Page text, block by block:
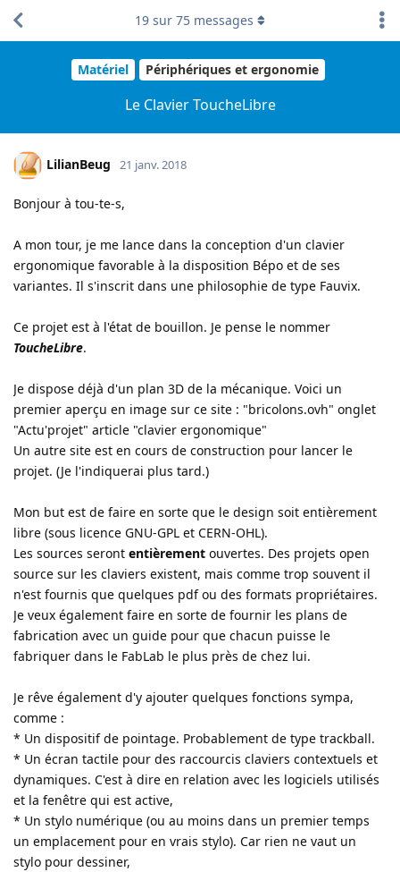
Matériel Périphériques et ergonomie
Le Clavier ToucheLibre
19 sur 75 messages
LilianBeug 21 janv. 2018
Bonjour à tou-te-s,
A mon tour, je me lance dans la conception d'un clavier
ergonomique favorable à la disposition Bépo et de ses
variantes. Il s'inscrit dans une philosophie de type Fauvix.
Ce projet est à l'état de bouillon. Je pense le nommer
ToucheLibre.
Je dispose déjà d'un plan 3D de la mécanique. Voici un
premier aperçu en image sur ce site : "bricolons.ovh" onglet
"Actu'projet" article "clavier ergonomique"
Un autre site est en cours de construction pour lancer le
projet. (Je l'indiquerai plus tard.)
Mon but est de faire en sorte que le design soit entièrement
libre (sous licence GNU-GPL et CERN-OHL).
Les sources seront entièrement ouvertes. Des projets open
source sur les claviers existent, mais comme trop souvent il
n'est fournis que quelques pdf ou des formats propriétaires.
Je veux également faire en sorte de fournir les plans de
fabrication avec un guide pour que chacun puisse le
fabriquer dans le FabLab le plus près de chez lui.
Je rêve également d'y ajouter quelques fonctions sympa,
comme :
* Un dispositif de pointage. Probablement de type trackball.
* Un écran tactile pour des raccourcis claviers contextuels et
dynamiques. C'est à dire en relation avec les logiciels utilisés
et la fenêtre qui est active,
* Un stylo numérique (ou au moins dans un premier temps
un emplacement pour en vrais stylo). Car rien ne vaut un
stylo pour dessiner,